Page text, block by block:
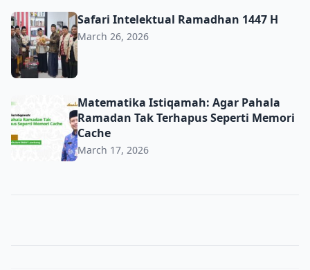
Safari Intelektual Ramadhan 1447 H
Safari Intelektual Ramadhan 1447 H
March 26, 2026
Matematika Istiqamah: Agar Pahala Ramadan Tak
Matematika Istiqamah: Agar Pahala
Ramadan Tak Terhapus Seperti Memori
Cache
March 17, 2026